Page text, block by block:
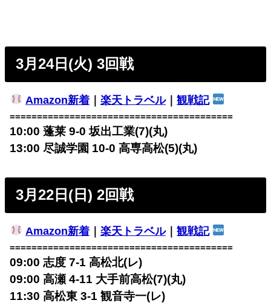
3月24日(火) 3回戦
Amazon新着｜ 楽天トラベル｜ 観戦記
=========================================
10:00 蓬莱 9-0 坂出工業(7)(丸)
13:00 尽誠学園 10-0 高専高松(5)(丸)
3月22日(日) 2回戦
Amazon新着｜ 楽天トラベル｜ 観戦記
=========================================
09:00 志度 7-1 高松北(レ)
09:00 高瀬 4-11 大手前高松(7)(丸)
11:30 高松東 3-1 観音寺一(レ)